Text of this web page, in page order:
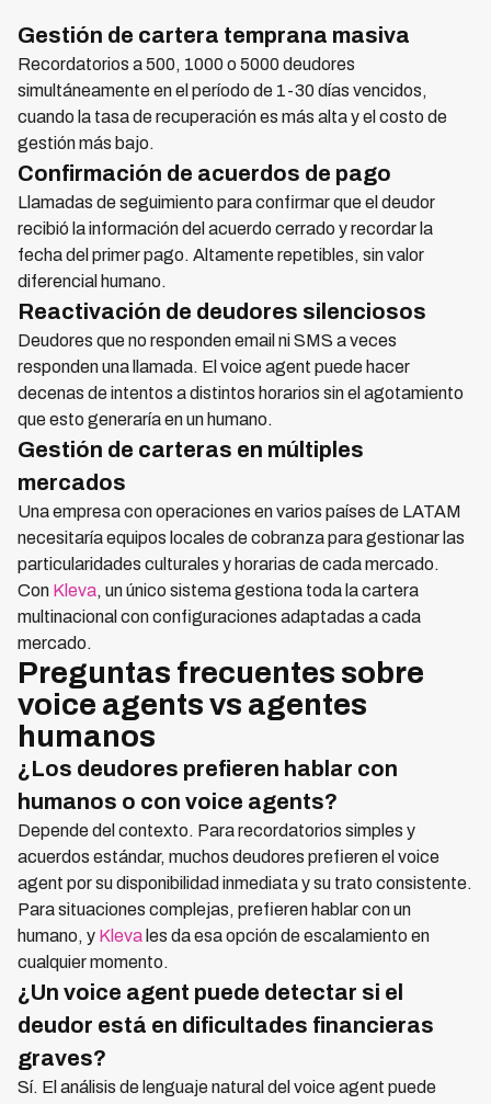
Gestión de cartera temprana masiva
Recordatorios a 500, 1000 o 5000 deudores
simultáneamente en el período de 1-30 días vencidos,
cuando la tasa de recuperación es más alta y el costo de
gestión más bajo.
Confirmación de acuerdos de pago
Llamadas de seguimiento para confirmar que el deudor
recibió la información del acuerdo cerrado y recordar la
fecha del primer pago. Altamente repetibles, sin valor
diferencial humano.
Reactivación de deudores silenciosos
Deudores que no responden email ni SMS a veces
responden una llamada. El voice agent puede hacer
decenas de intentos a distintos horarios sin el agotamiento
que esto generaría en un humano.
Gestión de carteras en múltiples
mercados
Una empresa con operaciones en varios países de LATAM
necesitaría equipos locales de cobranza para gestionar las
particularidades culturales y horarias de cada mercado.
Con Kleva, un único sistema gestiona toda la cartera
multinacional con configuraciones adaptadas a cada
mercado.
Preguntas frecuentes sobre
voice agents vs agentes
humanos
¿Los deudores prefieren hablar con
humanos o con voice agents?
Depende del contexto. Para recordatorios simples y
acuerdos estándar, muchos deudores prefieren el voice
agent por su disponibilidad inmediata y su trato consistente.
Para situaciones complejas, prefieren hablar con un
humano, y Kleva les da esa opción de escalamiento en
cualquier momento.
¿Un voice agent puede detectar si el
deudor está en dificultades financieras
graves?
Sí. El análisis de lenguaje natural del voice agent puede